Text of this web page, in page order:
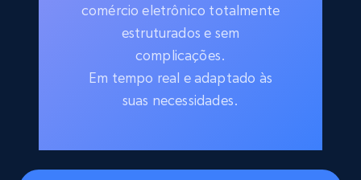
comércio eletrônico totalmente
estruturados e sem
complicações.
Em tempo real e adaptado às
suas necessidades.